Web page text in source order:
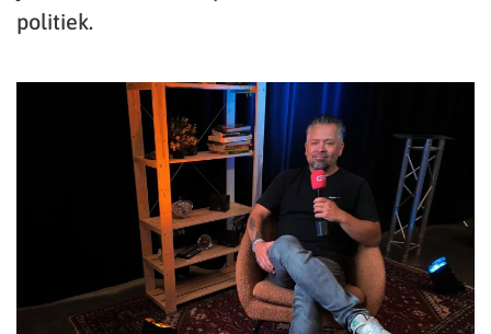
politiek.